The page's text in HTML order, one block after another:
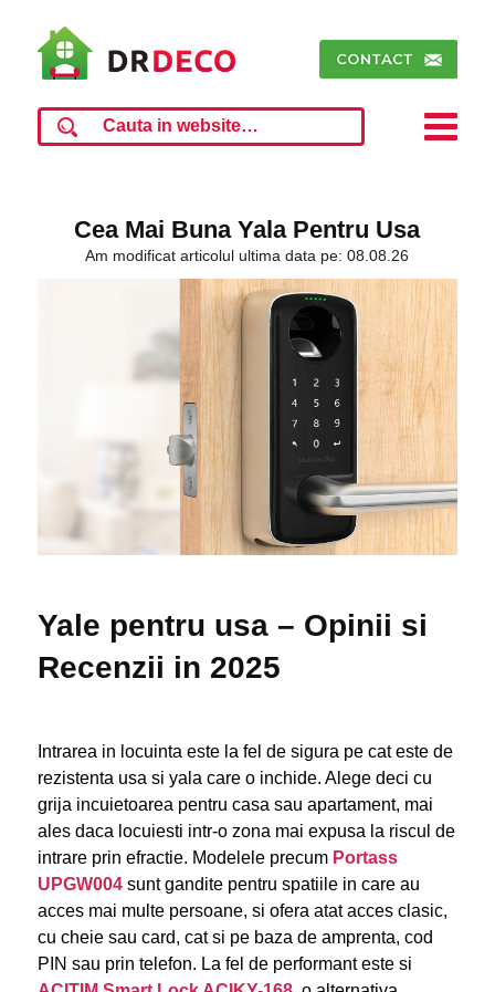
Cea Mai Buna Yala Pentru Usa
Am modificat articolul ultima data pe: 08.08.26
Yale pentru usa – Opinii si
Recenzii in 2025
Intrarea in locuinta este la fel de sigura pe cat este de
rezistenta usa si yala care o inchide. Alege deci cu
grija incuietoarea pentru casa sau apartament, mai
ales daca locuiesti intr-o zona mai expusa la riscul de
intrare prin efractie. Modelele precum Portass
UPGW004sunt gandite pentru spatiile in care au
acces mai multe persoane, si ofera atat acces clasic,
cu cheie sau card, cat si pe baza de amprenta, cod
PIN sau prin telefon. La fel de performant este si